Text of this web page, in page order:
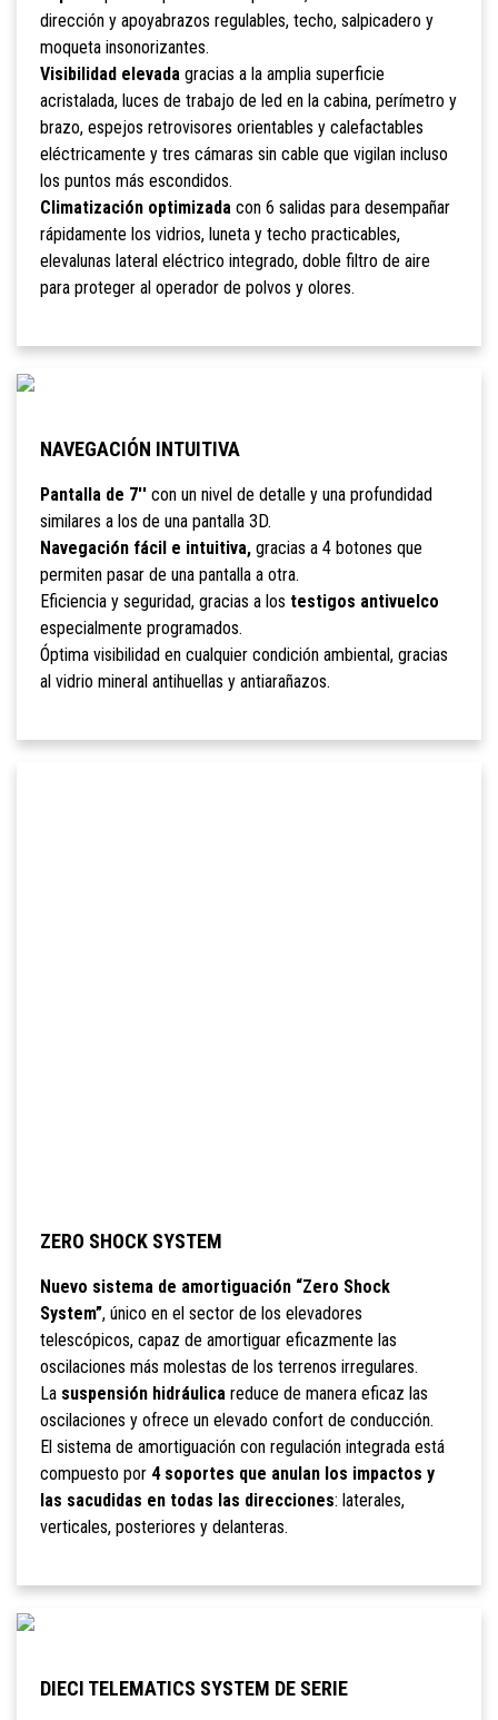
dirección y apoyabrazos regulables, techo, salpicadero y
moqueta insonorizantes.
Visibilidad elevadagracias a la amplia superficie
acristalada, luces de trabajo de led en la cabina, perímetro y
brazo, espejos retrovisores orientables y calefactables
eléctricamente y tres cámaras sin cable que vigilan incluso
los puntos más escondidos.
Climatización optimizadacon 6 salidas para desempañar
rápidamente los vidrios, luneta y techo practicables,
elevalunas lateral eléctrico integrado, doble filtro de aire
para proteger al operador de polvos y olores.
NAVEGACIÓN INTUITIVA
Pantalla de 7''con un nivel de detalle y una profundidad
similares a los de una pantalla 3D.
Navegación fácil e intuitiva,gracias a 4 botones que
permiten pasar de una pantalla a otra.
Eficiencia y seguridad, gracias a los testigos antivuelco
especialmente programados.
Óptima visibilidad en cualquier condición ambiental, gracias
al vidrio mineral antihuellas y antiarañazos.
ZERO SHOCK SYSTEM
Nuevo sistema de amortiguación “Zero Shock
System”, único en el sector de los elevadores
telescópicos, capaz de amortiguar eficazmente las
oscilaciones más molestas de los terrenos irregulares.
La suspensión hidráulicareduce de manera eficaz las
oscilaciones y ofrece un elevado confort de conducción.
El sistema de amortiguación con regulación integrada está
compuesto por 4 soportes que anulan los impactos y
las sacudidas en todas las direcciones: laterales,
verticales, posteriores y delanteras.
DIECI TELEMATICS SYSTEM DE SERIE